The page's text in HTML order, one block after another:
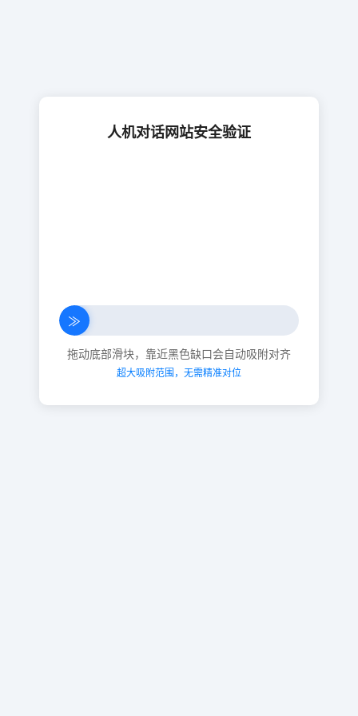
人机对话网站安全验证
≫
拖动底部滑块，靠近黑色缺口会自动吸附对齐
超大吸附范围，无需精准对位